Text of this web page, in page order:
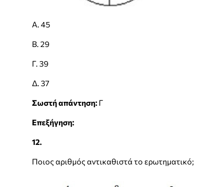
Α. 45
Β. 29
Γ. 39
Δ. 37
Σωστή απάντηση: Γ
Επεξήγηση:
12.
Ποιος αριθμός αντικαθιστά το ερωτηματικό;